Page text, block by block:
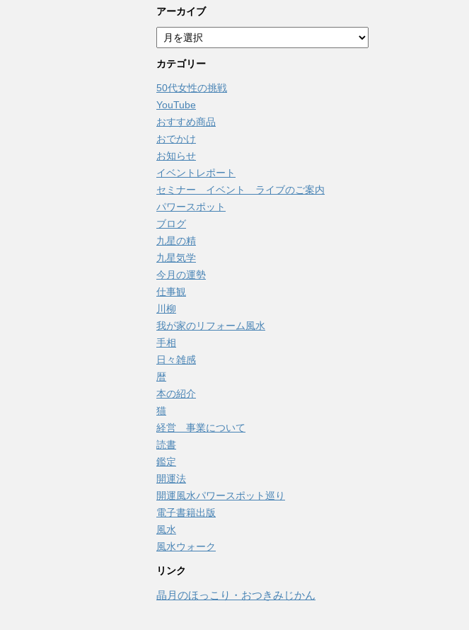
アーカイブ
ー
カ
イ
ブ
カテゴリー
50代女性の挑戦
YouTube
おすすめ商品
おでかけ
お知らせ
イベントレポート
セミナー イベント ライブのご案内
パワースポット
ブログ
九星の精
九星気学
今月の運勢
仕事観
川柳
我が家のリフォーム風水
手相
日々雑感
暦
本の紹介
猫
経営 事業について
読書
鑑定
開運法
開運風水パワースポット巡り
電子書籍出版
風水
風水ウォーク
リンク
晶月のほっこり・おつきみじかん